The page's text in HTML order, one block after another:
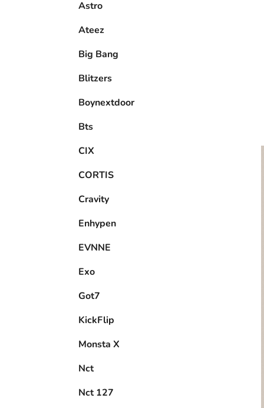
Astro
Ateez
Big Bang
Blitzers
Boynextdoor
Bts
CIX
CORTIS
Cravity
Enhypen
EVNNE
Exo
Got7
KickFlip
Monsta X
Nct
Nct 127